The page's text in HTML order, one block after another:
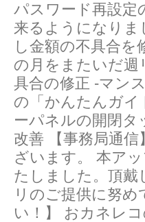
パスワード再設定
来るようになりま
し金額の不具合を
の月をまたいだ週
具合の修正 -マン
の「かんたんガ
ーパネルの開閉
改善 【事務局通
ざいます。 本ア
たしました。頂戴
リのご提供に努
い！】 おカネレ